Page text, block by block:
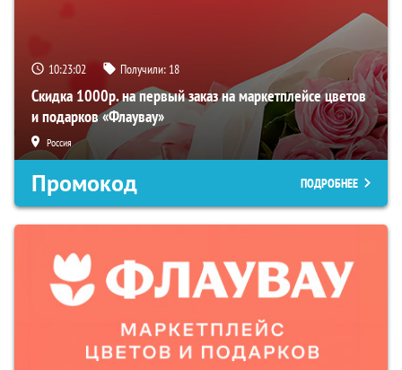
10:23:01 Получили: 18
Скидка 1000р. на первый заказ на маркетплейсе цветов
и подарков «Флаувау»
Россия
Промокод ПОДРОБНЕЕ